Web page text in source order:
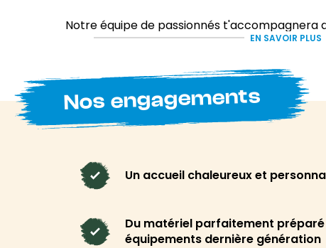
Notre équipe de passionnés t'accompagnera
l’entretien de ton matériel avec le même
Skis alpins, snowboards, skis de
raquettes: ici, tu trouveras tout pour profiter
que tu sois avec des amis ou en
Découvre aussi notre boutique et sa
montagnealliant performance et style.
Consigne et gardiennagepour garder ton
EN SAVOIR PLUS
Nos engagements
Un accueil chaleureux et
Du matériel parfaitement
équipements dernière génération